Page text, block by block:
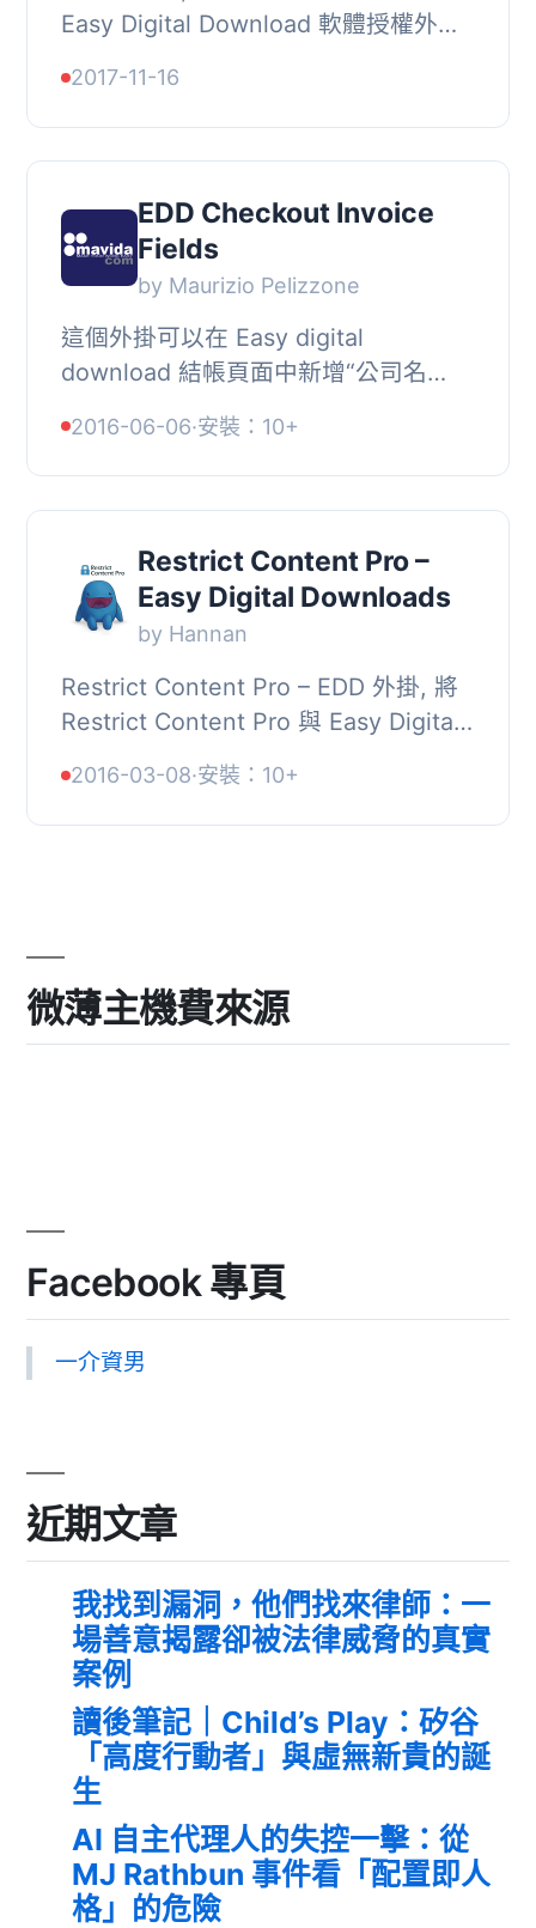
Easy Digital Download 軟體授權外掛
裝，它會在管理員儀表板中新增一個小
工具，以顯示透...
2017-11-16
EDD Checkout Invoice
Fields
by Maurizio Pelizzone
這個外掛可以在 Easy digital
download 結帳頁面中新增“公司名
和“完整地址”。, 使用 EDD 鉤子在結帳
頁面添加了 4 個欄位...
2016-06-06·安裝：10+
Restrict Content Pro –
Easy Digital Downloads
by Hannan
Restrict Content Pro – EDD 外掛, 將
Restrict Content Pro 與 Easy Digital
閱等級自動套用預設的 EDD 折扣, 針...
2016-03-08·安裝：10+
微薄主機費來源
Facebook 專頁
一介資男
近期文章
我找到漏洞，他們找來律師：一
場善意揭露卻被法律威脅的真實
案例
讀後筆記｜Child’s Play：矽谷
「高度行動者」與虛無新貴的誕
生
AI 自主代理人的失控一擊：從
MJ Rathbun 事件看「配置即人
格」的危險